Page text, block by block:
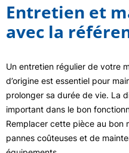
Entretien et
avec la
Un entretien régulier de votre
d’origine est essentiel pour
prolonger sa durée de vie. La
important dans le bon
Remplacer cette pièce au bon
pannes coûteuses et de